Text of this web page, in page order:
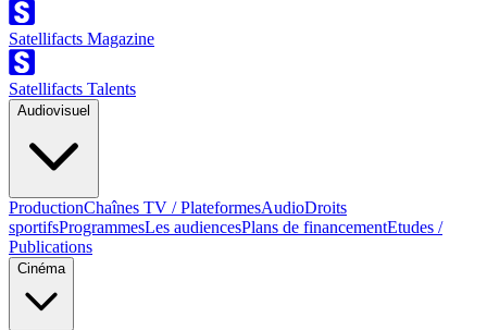
Satellifacts Magazine
Satellifacts Talents
Audiovisuel
ProductionChaînes TV / PlateformesAudioDroits
sportifsProgrammesLes audiencesPlans de financementEtudes /
Publications
Cinéma